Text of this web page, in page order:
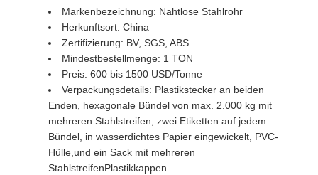
Markenbezeichnung: Nahtlose Stahlrohr
Herkunftsort: China
Zertifizierung: BV, SGS, ABS
Mindestbestellmenge: 1 TON
Preis: 600 bis 1500 USD/Tonne
Verpackungsdetails: Plastikstecker an beiden
Enden, hexagonale Bündel von max. 2.000 kg mit
mehreren Stahlstreifen, zwei Etiketten auf jedem
Bündel, in wasserdichtes Papier eingewickelt, PVC-
Hülle,und ein Sack mit mehreren
StahlstreifenPlastikkappen.